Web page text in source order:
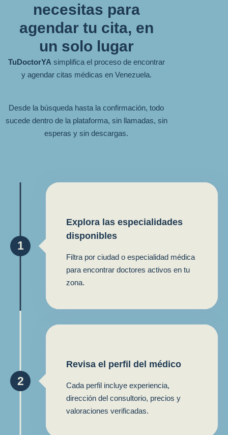
necesitas para
agendar tu cita, en
un solo lugar
TuDoctorYA simplifica el proceso de encontrar
y agendar citas médicas en Venezuela.
Desde la búsqueda hasta la confirmación, todo
sucede dentro de la plataforma, sin llamadas, sin
esperas y sin descargas.
Explora las especialidades
disponibles
Filtra por ciudad o especialidad médica
para encontrar doctores activos en tu
zona.
1
Revisa el perfil del médico
Cada perfil incluye experiencia,
dirección del consultorio, precios y
valoraciones verificadas.
2